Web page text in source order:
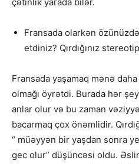
çətinlik yarada bilər.
⁠Fransada olarkən
etdiniz? Qırdığınız
Fransada yaşamaq mənə
olmağı öyrətdi. Burada hər
anlar olur və bu zaman
bacarmaq çox önəmlidir.
“ müəyyən bir yaşdan sonra
gec olur” düşüncəsi oldu.